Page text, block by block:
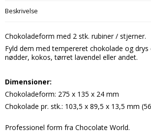
Beskrivelse
Chokoladeform med 2 stk. rubiner / stjerner.
Fyld dem med tempereret chokolade og drys
nødder, kokos, tørret lavendel eller andet.
Dimensioner:
Chokoladeform: 275 x 135 x 24 mm
Chokolade pr. stk.: 103,5 x 89,5 x 13,5 mm
Professionel form fra Chocolate World.